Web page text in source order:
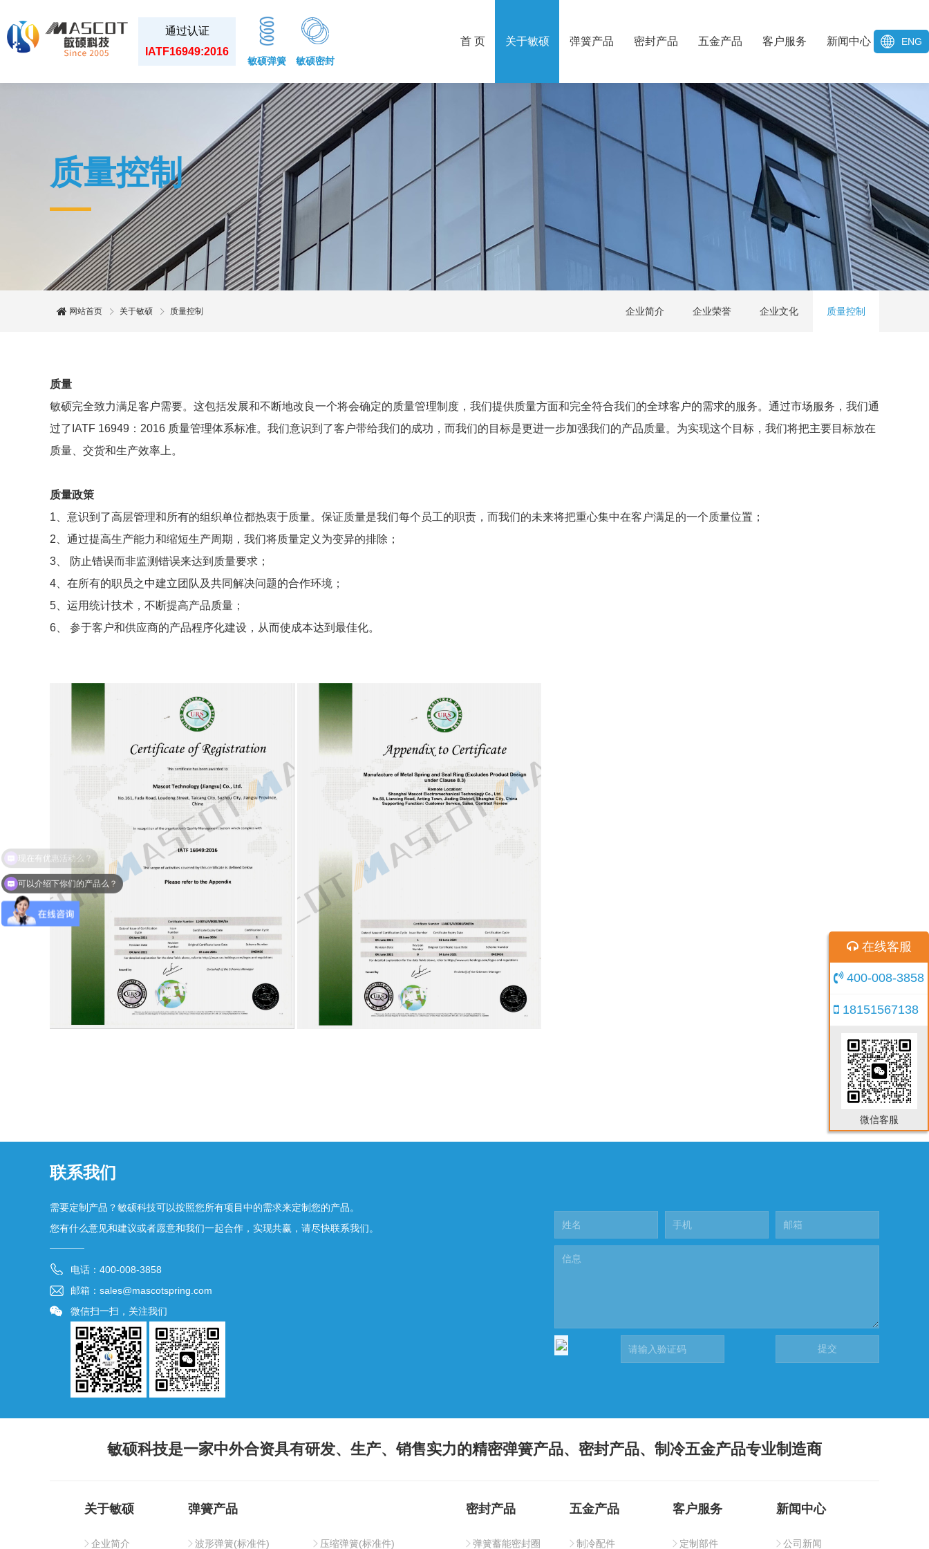
通过认证
IATF16949:2016
敏硕弹簧 敏硕密封
首 页 关于敏硕 弹簧产品 密封产品 五金产品 客户服务 新闻中心 ENG
质量控制
网站首页 关于敏硕 质量控制 企业简介 企业荣誉 企业文化 质量控制
质量
敏硕完全致力满足客户需要。这包括发展和不断地改良一个将会确定的质量管理制度，我们提供质量方面和完全符合我们的全球客户的需求的服务。通过市场服务，我们通
过了IATF 16949：2016 质量管理体系标准。我们意识到了客户带给我们的成功，而我们的目标是更进一步加强我们的产品质量。为实现这个目标，我们将把主要目标放在
质量、交货和生产效率上。
质量政策
1、意识到了高层管理和所有的组织单位都热衷于质量。保证质量是我们每个员工的职责，而我们的未来将把重心集中在客户满足的一个质量位置；
2、通过提高生产能力和缩短生产周期，我们将质量定义为变异的排除；
3、 防止错误而非监测错误来达到质量要求；
4、在所有的职员之中建立团队及共同解决问题的合作环境；
5、运用统计技术，不断提高产品质量；
6、 参于客户和供应商的产品程序化建设，从而使成本达到最佳化。
联系我们
需要定制产品？敏硕科技可以按照您所有项目中的需求来定制您的产品。
您有什么意见和建议或者愿意和我们一起合作，实现共赢，请尽快联系我们。
电话：400-008-3858
邮箱：sales@mascotspring.com
微信扫一扫，关注我们
敏硕科技是一家中外合资具有研发、生产、销售实力的精密弹簧产品、密封产品、制冷五金产品专业制造商
关于敏硕
企业简介
弹簧产品
波形弹簧(标准件) 压缩弹簧(标准件)
密封产品
弹簧蓄能密封圈
五金产品
制冷配件
客户服务
定制部件
新闻中心
公司新闻
在线客服
400-008-3858
18151567138
微信客服
可以介绍下你们的产品么？